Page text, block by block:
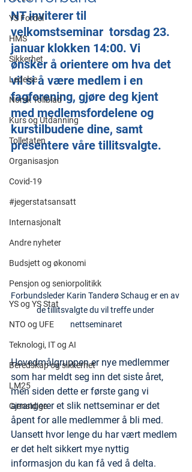
YS Fordel
HMS
Sikkerhet
Ledelse
Norsk Tollblad
Kurs og Utdanning
Tolletaten
Organisasjon
Covid-19
#jegerstatsansatt
Internasjonalt
Andre nyheter
Budsjett og økonomi
Pensjon og seniorpolitikk
YS og YS Stat
NTO og UFE
Teknologi, IT og AI
Beredskap og sikkerhet
LM25
Gjensidige
NT inviterer til
velkomstseminar  torsdag 23.
januar klokken 14:00. Vi
ønsker å orientere om hva det
vil si å være medlem i en
fagforening, gjøre deg kjent
med medlemsfordelene og
kurstilbudene dine, samt
presentere våre tillitsvalgte.
Forbundsleder Karin Tanderø Schaug er en av
de tillitsvalgte du vil treffe under
nettseminaret
Hovedmålgruppen er nye medlemmer
som har meldt seg inn det siste året,
men siden dette er første gang vi
arrangerer et slik nettseminar er det
åpent for alle medlemmer å bli med.
Uansett hvor lenge du har vært medlem
er det helt sikkert mye nyttig
informasjon du kan få ved å delta.